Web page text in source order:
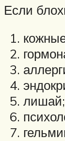
Если
лишай;